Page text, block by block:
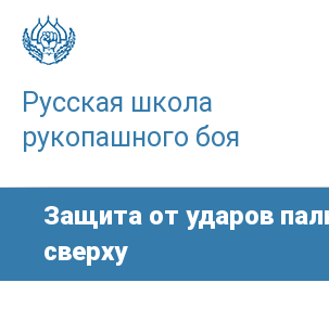
content
Русская школа
рукопашного боя
Защита от ударов
сверху